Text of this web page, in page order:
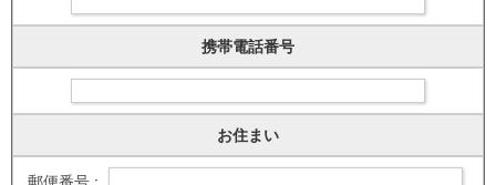
携帯電話番号
お住まい
郵便番号 :